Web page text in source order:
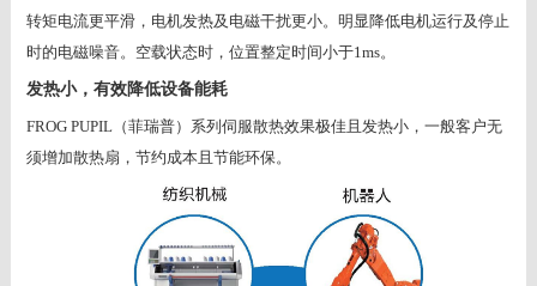
转矩电流更平滑，电机发热及电磁干扰更小。明显降低电机运行及停止
时的电磁噪音。空载状态时，位置整定时间小于1ms。
发热小，有效降低设备能耗
FROG PUPIL（菲瑞普）系列伺服散热效果极佳且发热小，一般客户无
须增加散热扇，节约成本且节能环保。